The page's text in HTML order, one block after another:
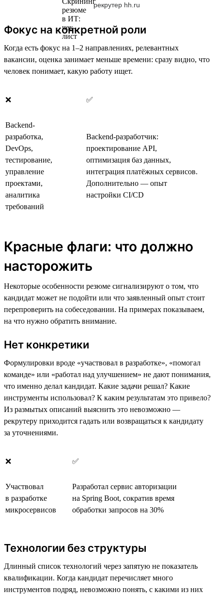
рекрутер hh.ru
Фокус на конкретной роли
Когда есть фокус на 1–2 направлениях, релевантных
вакансии, оценка занимает меньше времени: сразу видно, что
человек понимает, какую работу ищет.
❌ ✅
Backend-
разработка,
DevOps,
тестирование,
управление
проектами,
аналитика
требований
Backend-разработчик:
проектирование API,
оптимизация баз данных,
интеграция платёжных сервисов.
Дополнительно — опыт
настройки CI/CD
Красные флаги: что должно
насторожить
Некоторые особенности резюме сигнализируют о том, что
кандидат может не подойти или что заявленный опыт стоит
перепроверить на собеседовании. На примерах показываем,
на что нужно обратить внимание.
Нет конкретики
Формулировки вроде «участвовал в разработке», «помогал
команде» или «работал над улучшением» не дают понимания,
что именно делал кандидат. Какие задачи решал? Какие
инструменты использовал? К каким результатам это привело?
Из размытых описаний выяснить это невозможно —
рекрутеру приходится гадать или возвращаться к кандидату
за уточнениями.
❌ ✅
Участвовал
в разработке
микросервисов
Разработал сервис авторизации
на Spring Boot, сократив время
обработки запросов на 30%
Технологии без структуры
Длинный список технологий через запятую не показатель
квалификации. Когда кандидат перечисляет много
инструментов подряд, невозможно понять, с какими из них